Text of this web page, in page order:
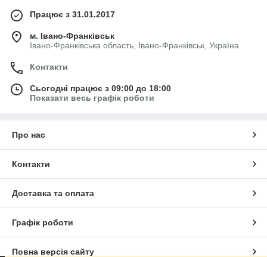
Працює з 31.01.2017
м. Івано-Франківськ
Івано-Франківська область, Івано-Франківськ, Україна
Контакти
Сьогодні працює з 09:00 до 18:00
Показати весь графік роботи
Про нас
Контакти
Доставка та оплата
Графік роботи
Повна версія сайту